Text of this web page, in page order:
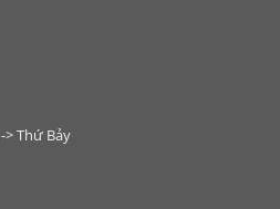
> Thứ Bảy